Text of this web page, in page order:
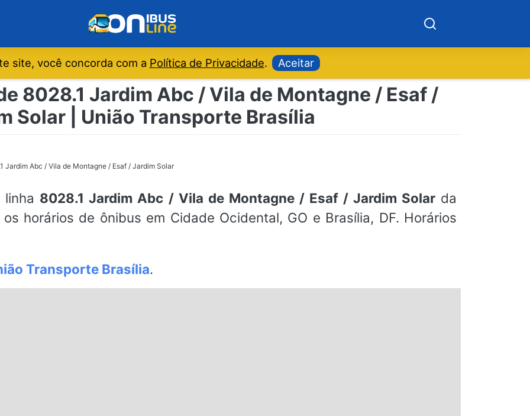
site, você concorda com a Política de Privacidade. Aceitar
8028.1 Jardim Abc / Vila de Montagne / Esaf /
Solar | União Transporte Brasília
Jardim Abc / Vila de Montagne / Esaf / Jardim Solar
8028.1 Jardim Abc / Vila de Montagne / Esaf / Jardim Solarda
horários de ônibus em Cidade Ocidental, GO e Brasília, DF. Horários
Transporte Brasília.